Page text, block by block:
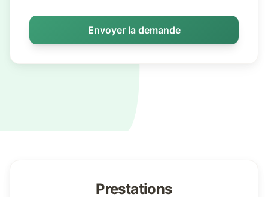
Envoyer la demande
Prestations